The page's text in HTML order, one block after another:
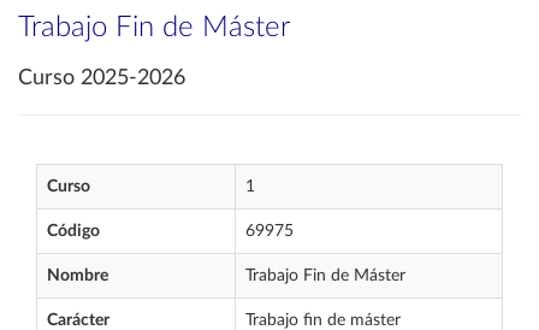
Trabajo Fin de Máster
Curso 2025-2026
Curso 1
Código 69975
Nombre Trabajo Fin de Máster
Carácter Trabajo fin de máster